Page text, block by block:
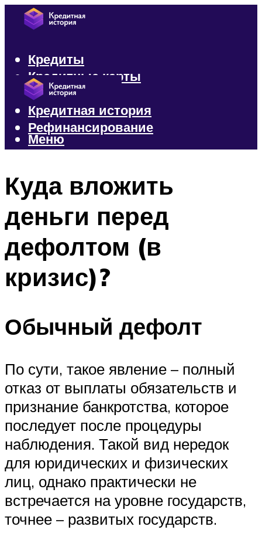
Кредиты
Кредитные карты
Микрозаймы
Кредитная история
Рефинансирование
Меню
Куда вложить
деньги перед
дефолтом (в
кризис)?
Обычный дефолт
По сути, такое явление – полный
отказ от выплаты обязательств и
признание банкротства, которое
последует после процедуры
наблюдения. Такой вид нередок
для юридических и физических
лиц, однако практически не
встречается на уровне государств,
точнее – развитых государств.